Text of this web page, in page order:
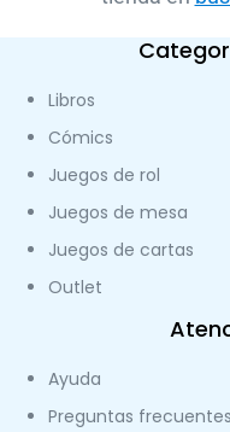
Libros
Cómics
Juegos de rol
Juegos de mesa
Juegos de cartas
Outlet
Ayuda
Preguntas frecuentes